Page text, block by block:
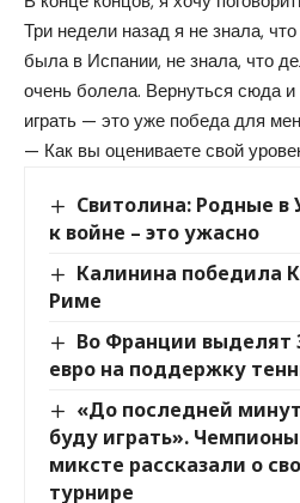
Три недели назад я не знала,
была в Испании, не знала, что
очень болела. Вернуться сюда
играть — это уже победа для
— Как вы оцениваете свой
Свитолина: Родные в
к войне – это ужасно
Калинина победила
Риме
Во Франции выделят
евро на поддержку
«До последней
буду играть».
миксте рассказали о
турнире